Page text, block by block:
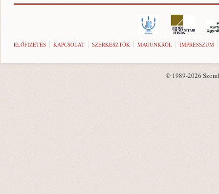
ELŐFIZETÉS KAPCSOLAT SZERKESZTŐK MAGUNKRÓL IMPRESSZUM
© 1989-2026